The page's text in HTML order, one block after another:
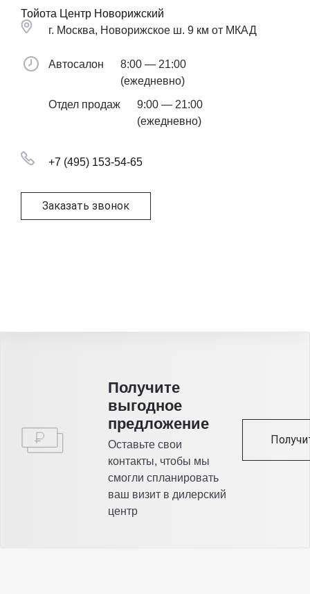
Тойота Центр Новорижский
г. Москва, Новорижское ш. 9 км от МКАД
Автосалон
8:00 — 21:00
(ежедневно)
Отдел продаж
9:00 — 21:00
(ежедневно)
+7 (495) 153-54-65
Заказать звонок
Получитe
выгодное
предложение
Оставьте свои
контакты, чтобы мы
смогли спланировать
ваш визит в дилерский
центр